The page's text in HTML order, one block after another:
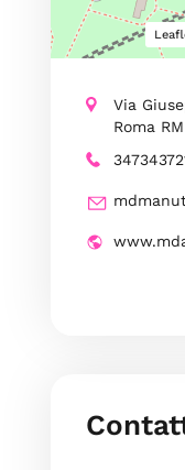
Via
Roma RM